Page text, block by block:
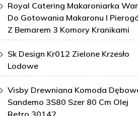
Royal Catering Makaroniarka
Do Gotowania Makaronu I
Z Bemarem 3 Komory Kranikami
Sk Design Kr012 Zielone Krzesło
Lodowe
Visby Drewniana Komoda
Sandemo 3S80 Szer 80 Cm Olej
Retro 30142